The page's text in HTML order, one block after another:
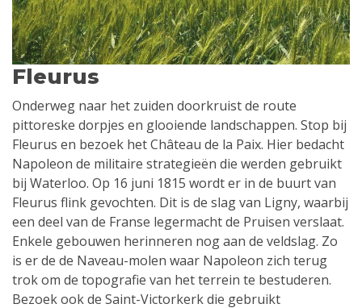
Fleurus
Onderweg naar het zuiden doorkruist de route
pittoreske dorpjes en glooiende landschappen. Stop bij
Fleurus en bezoek het Château de la Paix. Hier bedacht
Napoleon de militaire strategieën die werden gebruikt
bij Waterloo. Op 16 juni 1815 wordt er in de buurt van
Fleurus flink gevochten. Dit is de slag van Ligny, waarbij
een deel van de Franse legermacht de Pruisen verslaat.
Enkele gebouwen herinneren nog aan de veldslag. Zo
is er de de Naveau-molen waar Napoleon zich terug
trok om de topografie van het terrein te bestuderen.
Bezoek ook de Saint-Victorkerk die gebruikt